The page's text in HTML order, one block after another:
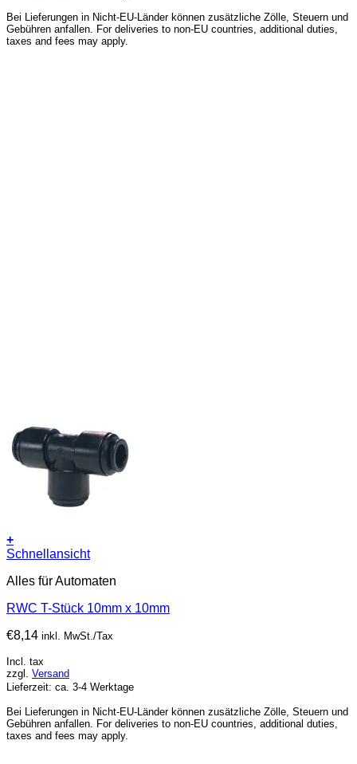
Bei Lieferungen in Nicht-EU-Länder können zusätzliche Zölle, Steuern und
Gebühren anfallen. For deliveries to non-EU countries, additional duties,
taxes and fees may apply.
+
Schnellansicht
Alles für Automaten
RWC T-Stück 10mm x 10mm
€8,14 inkl. MwSt./Tax
Incl. tax
zzgl. Versand
Lieferzeit: ca. 3-4 Werktage
Bei Lieferungen in Nicht-EU-Länder können zusätzliche Zölle, Steuern und
Gebühren anfallen. For deliveries to non-EU countries, additional duties,
taxes and fees may apply.